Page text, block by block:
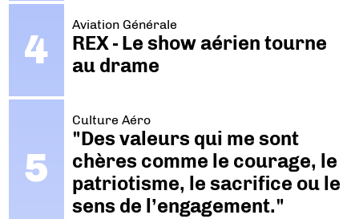
Aviation Générale
REX - Le show aérien tourne
au drame
Culture Aéro
"Des valeurs qui me sont
chères comme le courage, le
patriotisme, le sacrifice ou le
sens de l’engagement."